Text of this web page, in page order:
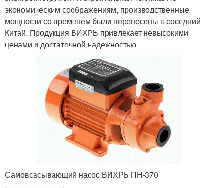
экономическим соображениям, производственные
мощности со временем были перенесены в соседний
Китай. Продукция ВИХРЬ привлекает невысокими
ценами и достаточной надежностью.
Самовсасывающий насос ВИХРЬ ПН-370